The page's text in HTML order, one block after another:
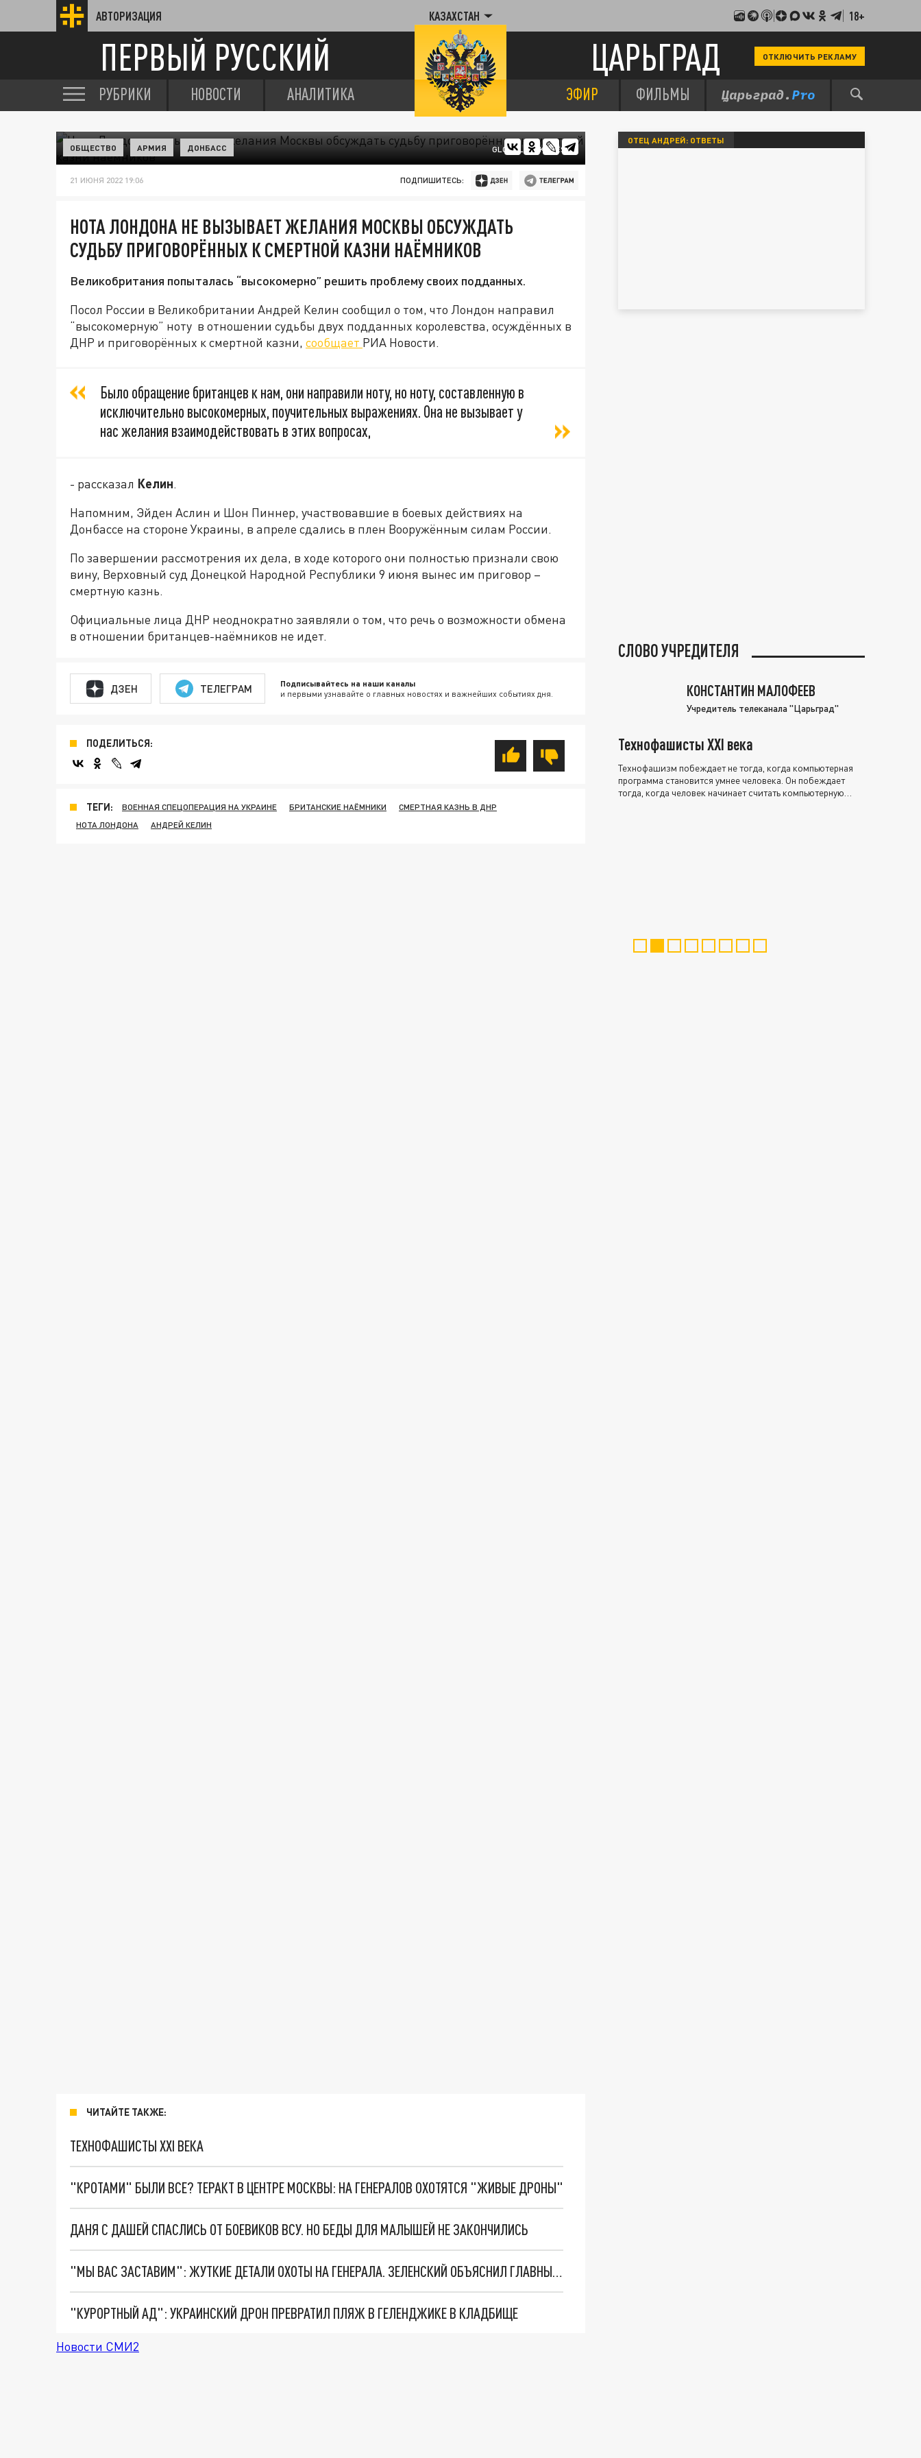
АВТОРИЗАЦИЯ КАЗАХСТАН 18+
ПЕРВЫЙ РУССКИЙ ЦАРЬГРАД ОТКЛЮЧИТЬ РЕКЛАМУ
РУБРИКИ НОВОСТИ АНАЛИТИКА ЭФИР ФИЛЬМЫ
GLOBALLOOKPRESS
ОБЩЕСТВО АРМИЯ ДОНБАСС
21 ИЮНЯ 2022 19:06 ПОДПИШИТЕСЬ:
НОТА ЛОНДОНА НЕ ВЫЗЫВАЕТ ЖЕЛАНИЯ МОСКВЫ ОБСУЖДАТЬ
СУДЬБУ ПРИГОВОРЁННЫХ К СМЕРТНОЙ КАЗНИ НАЁМНИКОВ
Великобритания попыталась “высокомерно” решить проблему своих подданных.
Посол России в Великобритании Андрей Келин сообщил о том, что Лондон направил
“высокомерную” ноту в отношении судьбы двух подданных королевства, осуждённых в
ДНР и приговорённых к смертной казни, сообщает РИА Новости.
Было обращение британцев к нам, они направили ноту, но ноту, составленную в
исключительно высокомерных, поучительных выражениях. Она не вызывает у
нас желания взаимодействовать в этих вопросах,
- рассказал Келин.
Напомним, Эйден Аслин и Шон Пиннер, участвовавшие в боевых действиях на
Донбассе на стороне Украины, в апреле сдались в плен Вооружённым силам России.
По завершении рассмотрения их дела, в ходе которого они полностью признали свою
вину, Верховный суд Донецкой Народной Республики 9 июня вынес им приговор –
смертную казнь.
Официальные лица ДНР неоднократно заявляли о том, что речь о возможности обмена
в отношении британцев-наёмников не идет.
ДЗЕН ТЕЛЕГРАМ Подписывайтесь на наши каналы
и первыми узнавайте о главных новостях и важнейших событиях дня.
ПОДЕЛИТЬСЯ:
ТЕГИ: ВОЕННАЯ СПЕЦОПЕРАЦИЯ НА УКРАИНЕ БРИТАНСКИЕ НАЁМНИКИ
СМЕРТНАЯ КАЗНЬ В ДНР
НОТА ЛОНДОНА
АНДРЕЙ КЕЛИН
ЧИТАЙТЕ ТАКЖЕ:
ТЕХНОФАШИСТЫ XXI ВЕКА
"КРОТАМИ" БЫЛИ ВСЕ? ТЕРАКТ В ЦЕНТРЕ МОСКВЫ: НА ГЕНЕРАЛОВ ОХОТЯТСЯ "ЖИВЫЕ ДРОНЫ"
ДАНЯ С ДАШЕЙ СПАСЛИСЬ ОТ БОЕВИКОВ ВСУ. НО БЕДЫ ДЛЯ МАЛЫШЕЙ НЕ ЗАКОНЧИЛИСЬ
"МЫ ВАС ЗАСТАВИМ": ЖУТКИЕ ДЕТАЛИ ОХОТЫ НА ГЕНЕРАЛА. ЗЕЛЕНСКИЙ ОБЪЯСНИЛ ГЛАВНЫЙ СМЫСЛ ТЕРАКТА В ЦЕНТРЕ МОСКВЫ
"КУРОРТНЫЙ АД": УКРАИНСКИЙ ДРОН ПРЕВРАТИЛ ПЛЯЖ В ГЕЛЕНДЖИКЕ В КЛАДБИЩЕ
Новости СМИ2
ОТЕЦ АНДРЕЙ: ОТВЕТЫ
СЛОВО УЧРЕДИТЕЛЯ
КОНСТАНТИН МАЛОФЕЕВ
Учредитель телеканала "Царьград"
Технофашисты XXI века
Технофашизм побеждает не тогда, когда компьютерная
программа становится умнее человека. Он побеждает
тогда, когда человек начинает считать компьютерную